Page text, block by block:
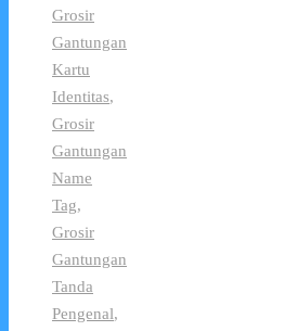
Grosir
Gantungan
Kartu
Identitas,
Grosir
Gantungan
Name
Tag,
Grosir
Gantungan
Tanda
Pengenal,